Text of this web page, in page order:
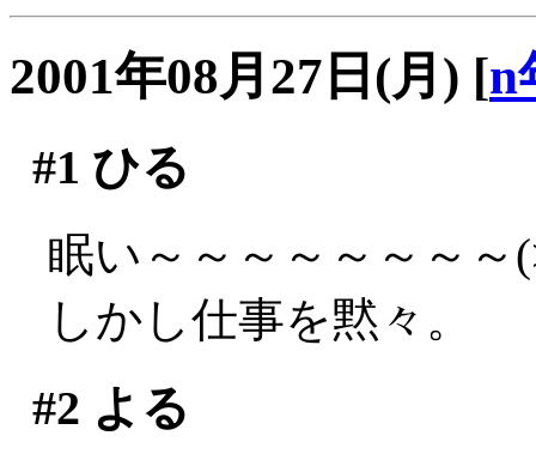
2001年08月27日(月) [n
#1 ひる
眠い～～～～～～～～
しかし仕事を黙々。
#2 よる